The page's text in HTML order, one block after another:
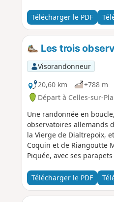
Télécharger le PDF
Les trois
Visorandonneur
20,60 km
+788 m
Départ à Celles-sur-
Une randonnée en
observatoires allemands
la Vierge de Dialtrepoix,
Coquin et de Riangoutte
Piquée, avec ses
Télécharger le PDF